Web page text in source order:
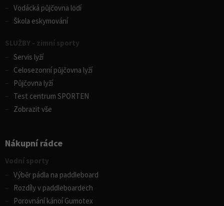
Vodácká půjčovna lodí
Škola eskymování
SLUŽBY - zimní sporty
Servis lyží
Celosezonní půjčovna lyží
Půjčovna lyží
Test centrum SPORTEN
Zobrazit vše
Nákupní rádce
Vodní sporty
Výběr pádla na paddleboard
Rozdíly v paddleboardech
Porovnání kánoí Gumotex